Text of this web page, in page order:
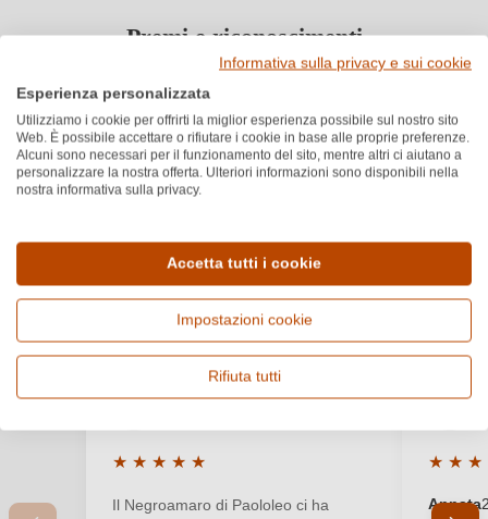
Premi e riconoscimenti
GAMBERO ROSSO
/3
Recensioni dei clienti
5.0★ ★ ★ ★ ★
Valutazione media di 5 su 5 stelle
Basato su 2 recensioni
Mostra recensioni
Accedi per poter lasciare una recensione. Non
Nuovo cliente?Registrati
Luca
★ ★ ★ ★ ★
Il Negroamaro di Paololeo ci ha
★ ★ ★
Annata
Informativa sulla privacy e sui cookie
Esperienza personalizzata
Utilizziamo i cookie per offrirti la miglior esperienza possibile sul nostro sito
Web. È possibile accettare o rifiutare i cookie in base alle proprie preferenze.
Alcuni sono necessari per il funzionamento del sito, mentre altri ci aiutano a
personalizzare la nostra offerta. Ulteriori informazioni sono disponibili nella
nostra informativa sulla privacy.
Accetta tutti i cookie
Impostazioni cookie
Rifiuta tutti